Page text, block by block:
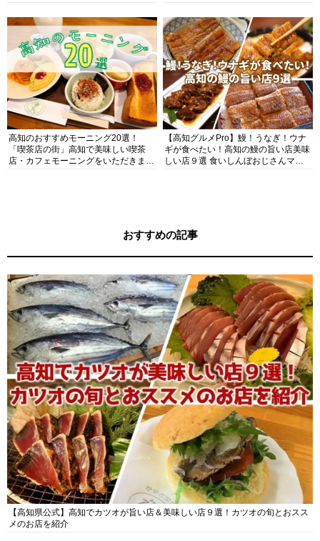
高知のおすすめモーニング20選！
「喫茶店の街」高知で美味しい喫茶
店・カフェモーニングをいただきま
【高知グルメPro】鰻！うなぎ！ウナ
ギが食べたい！高知の鰻の旨い店美味
しい店９選 食いしんぼおじさんマッ
おすすめの記事
【高知県公式】高知でカツオが旨い店＆美味しい店９選！カツオの旬とおスス
メのお店を紹介